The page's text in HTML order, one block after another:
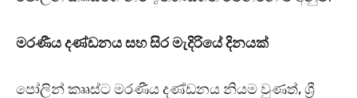
මරණීය දණ්ඩනය සහ සිර මැදිරියේ දිනයක්
පෝලින් කෲස්ට මරණීය දණ්ඩනය නියම වුණත්, ශ්‍රී